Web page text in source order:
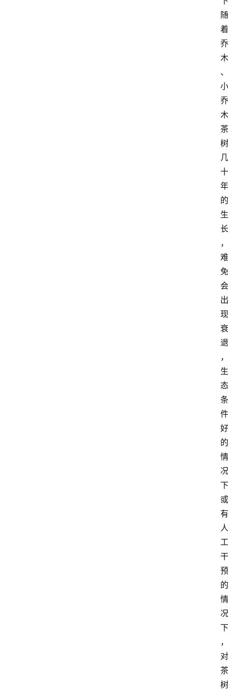
随
着
乔
木
、
小
乔
木
茶
树
几
十
年
的
生
长
，
难
免
会
出
现
衰
退
，
生
态
条
件
好
的
情
况
下
或
有
人
工
干
预
的
情
况
下
，
对
茶
树